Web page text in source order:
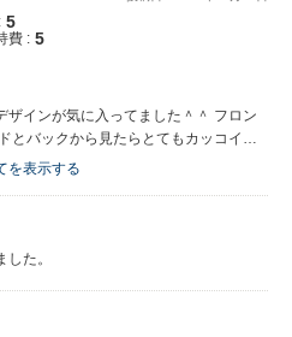
5
費 : 5
ザインが気に入ってました＾＾ フロン
とバックから見たらとてもカッコイイ
た感じのデザインをわかって貰えない
と憶えていて・・・今乗っているRX-7
道も心強かったです。
を表示する
た。